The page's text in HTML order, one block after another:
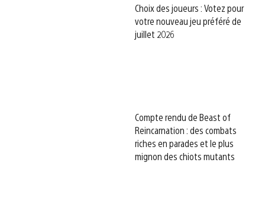
Choix des joueurs : Votez pour
votre nouveau jeu préféré de
juillet 2026
Compte rendu de Beast of
Reincarnation : des combats
riches en parades et le plus
mignon des chiots mutants